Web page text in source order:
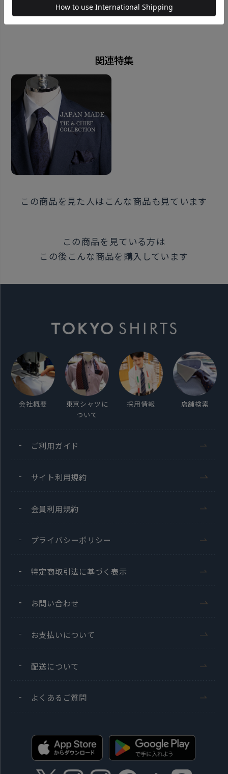
た時のエレガントな見栄えで永く使い続けられる一
手巻きの縫製と同じ見た目に仕上がる『トレンディーロ
ール』というマシンメイドの縫製技法です。 手巻きの
ような立体感とマシンメイドのほつれにくいしっかり
とした縫製が合わさった上質な作りです。
こだわりポイント５・BOX
BRICK HOUSEとITALIAN FABRICが印字されたセット
で入れられる専用BOXでお届けします。 上品なネイビ
ーとブラウン×ブランドロゴの高級感のあるデザイン
す。 着用する度に感じる至福の瞬間をご堪能下さい。
同じシリーズはこちら
チーフ：29×29cm
原産国
日本
発売日
この商品に対するお問い合わせ
関連特集
この商品を見た人はこんな商品も見ています
この商品を見ている方は
この後こんな商品を購入しています
会社概要
東京シャツに
ついて
採用情報 店舗検索
ご利用ガイド
サイト利用規約
会員利用規約
プライバシーポリシー
特定商取引法に基づく表示
お問い合わせ
お支払いについて
配送について
よくあるご質問